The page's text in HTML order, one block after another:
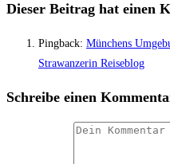
Dieser Beitrag hat einen
Pingback: Münchens
Strawanzerin Reiseblog
Schreibe einen